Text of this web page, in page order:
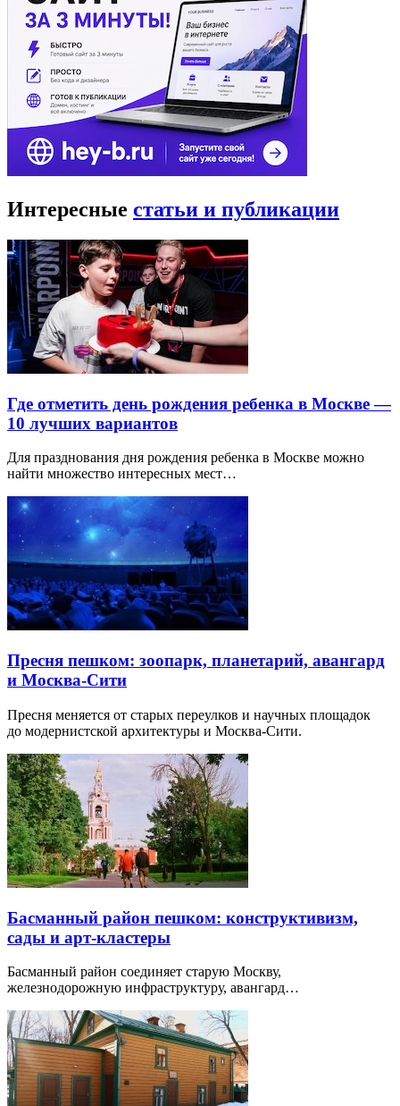
Интересные статьи и публикации
Где отметить день рождения ребенка в Москве —
10 лучших вариантов
Для празднования дня рождения ребенка в Москве можно
найти множество интересных мест…
Пресня пешком: зоопарк, планетарий, авангард
и Москва-Сити
Пресня меняется от старых переулков и научных площадок
до модернистской архитектуры и Москва-Сити.
Басманный район пешком: конструктивизм,
сады и арт-кластеры
Басманный район соединяет старую Москву,
железнодорожную инфраструктуру, авангард…